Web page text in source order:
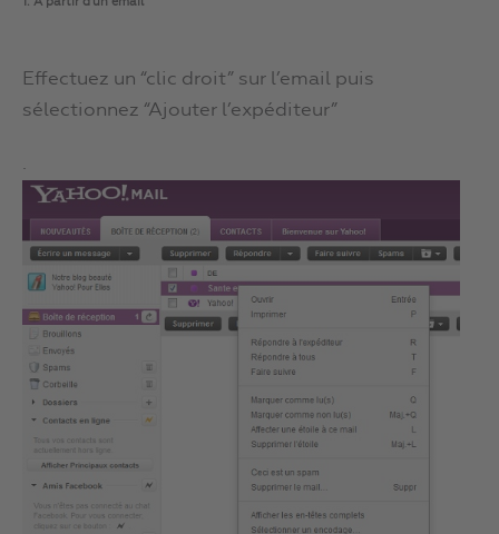
Effectuez un “clic droit” sur l’email puis
sélectionnez “Ajouter l’expéditeur”
.